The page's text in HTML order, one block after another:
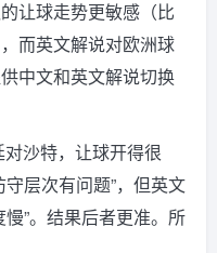
让球走势更敏感（比
而英文解说对欧洲球
中文和英文解说切换
沙特，让球开得很
层次有问题”，但英文
”。结果后者更准。所